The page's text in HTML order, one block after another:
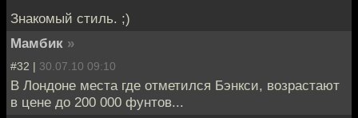
Знакомый стиль. ;)
Мамбик »
#32 | 30.07.10 09:10
В Лондоне места где отметился Бэнкси, возрастают
в цене до 200 000 фунтов...